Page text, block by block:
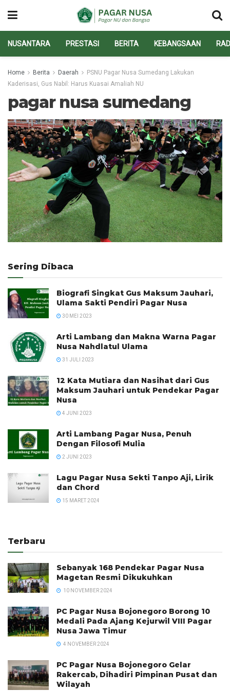
NUSANTARA PRESTASI BERITA KEBANGSAAN
Home Berita Daerah
PSNU Pagar Nusa Sumedang Lakukan
Kaderisasi, Gus Nabil: Harus Kuasai Amaliah NU
pagar nusa sumedang
Sering Dibaca
Biografi Singkat Gus Maksum Jauhari,
Ulama Sakti Pendiri Pagar Nusa
30 MEI 2023
Arti Lambang dan Makna Warna Pagar
Nusa Nahdlatul Ulama
31 JULI 2023
12 Kata Mutiara dan Nasihat dari Gus
Maksum Jauhari untuk Pendekar Pagar
Nusa
4 JUNI 2023
Arti Lambang Pagar Nusa, Penuh
Dengan Filosofi Mulia
2 JUNI 2023
Lagu Pagar Nusa Sekti Tanpo Aji, Lirik
dan Chord
15 MARET 2024
Terbaru
Sebanyak 168 Pendekar Pagar Nusa
Magetan Resmi Dikukuhkan
10 NOVEMBER 2024
PC Pagar Nusa Bojonegoro Borong 10
Medali Pada Ajang Kejurwil VIII Pagar
Nusa Jawa Timur
4 NOVEMBER 2024
PC Pagar Nusa Bojonegoro Gelar
Rakercab, Dihadiri Pimpinan Pusat dan
Wilayah